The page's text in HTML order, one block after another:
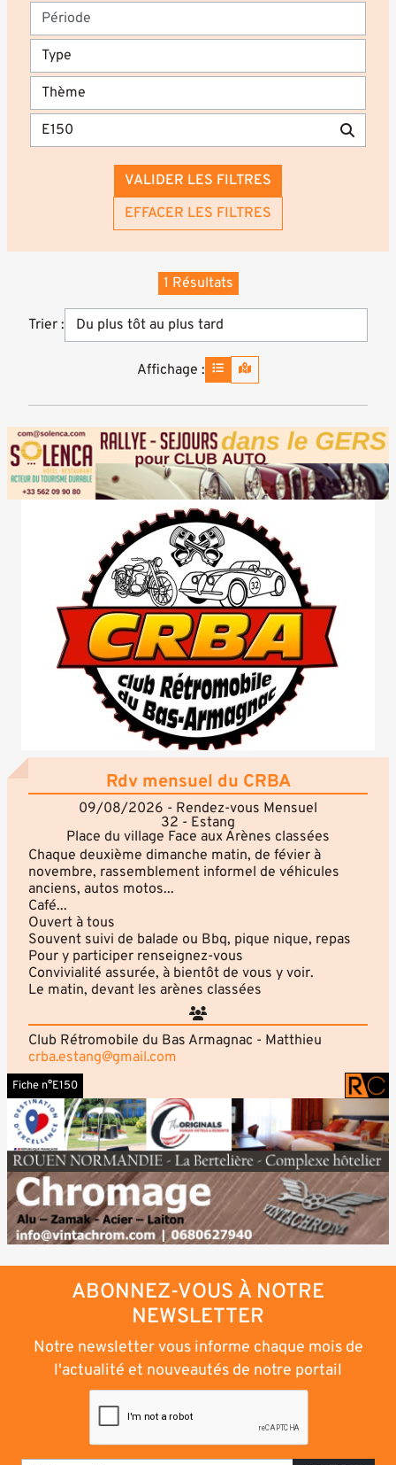
VALIDER LES FILTRES
EFFACER LES FILTRES
Trier :
1 Résultats
Affichage :
Rdv mensuel du CRBA
09/08/2026 - Rendez-vous Mensuel
32 - Estang
Place du village Face aux Arènes classées
Chaque deuxième dimanche matin, de févier à
novembre, rassemblement informel de véhicules
anciens, autos motos...
Café...
Ouvert à tous
Souvent suivi de balade ou Bbq, pique nique, repas
Pour y participer renseignez-vous
Convivialité assurée, à bientôt de vous y voir.
Le matin, devant les arènes classées
Club Rétromobile du Bas Armagnac - Matthieu
crba.estang@gmail.com
Fiche n°E150
ABONNEZ-VOUS À NOTRE
NEWSLETTER
Notre newsletter vous informe chaque mois de
l'actualité et nouveautés de notre portail